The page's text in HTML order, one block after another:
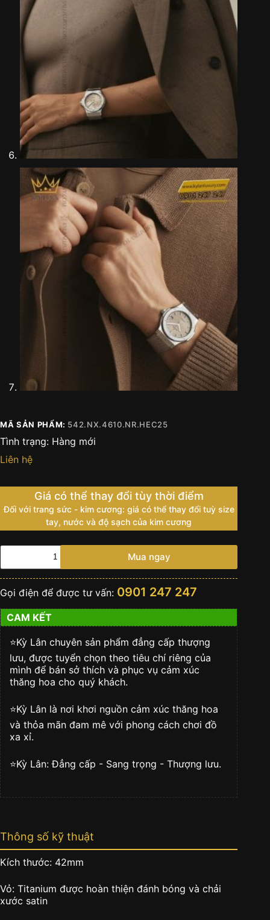
MÃ SẢN PHẨM: 542.NX.4610.NR.HEC25
Tình trạng: Hàng mới
Liên hệ
Giá có thể thay đổi tùy thời điểm
Đối với trang sức - kim cương: giá có thể thay đổi tuỳ size
tay, nước và độ sạch của kim cương
Đồng
Hublot
Fusion
Essential
Taupe
42mm
542.NX.4610.NR.HEC25
số
lượng
Mua ngay
Gọi điện để được tư vấn: 0901 247 247
CAM KẾT
⭐️Kỳ Lân chuyên sản phẩm đẳng cấp thượng
lưu, được tuyển chọn theo tiêu chí riêng của
mình để bán sở thích và phục vụ cảm xúc
thăng hoa cho quý khách.
⭐️Kỳ Lân là nơi khơi nguồn cảm xúc thăng hoa
và thỏa mãn đam mê với phong cách chơi đồ
xa xỉ.
⭐️Kỳ Lân: Đẳng cấp - Sang trọng - Thượng lưu.
Thông số kỹ thuật
Kích thước: 42mm
Vỏ: Titanium được hoàn thiện đánh bóng và chải
xước satin